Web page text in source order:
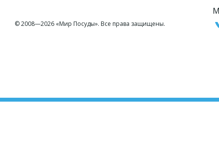
© 2008—2026 «Мир Посуды». Все права защищены.